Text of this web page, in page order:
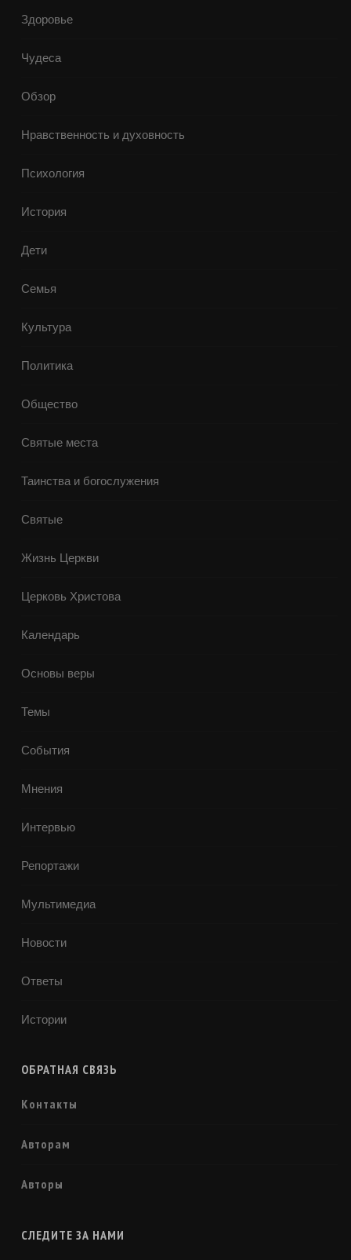
Здоровье
Чудеса
Обзор
Нравственность и духовность
Психология
История
Дети
Семья
Культура
Политика
Общество
Святые места
Таинства и богослужения
Святые
Жизнь Церкви
Церковь Христова
Календарь
Основы веры
Темы
События
Мнения
Интервью
Репортажи
Мультимедиа
Новости
Ответы
Истории
ОБРАТНАЯ СВЯЗЬ
Контакты
Авторам
Авторы
СЛЕДИТЕ ЗА НАМИ